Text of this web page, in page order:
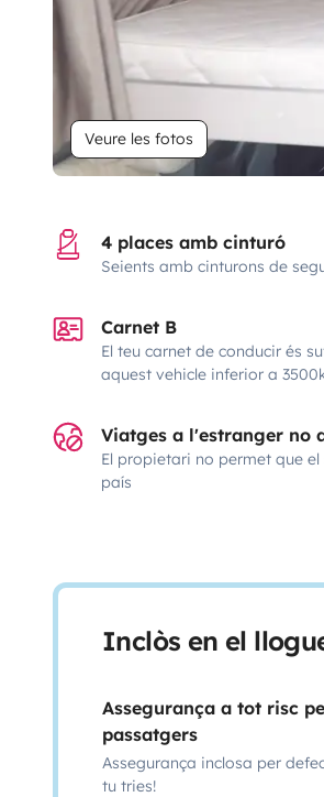
Veure les fotos
4 places amb cinturó
Seients amb cinturons de
Carnet B
El teu carnet de conducir és
aquest vehicle inferior a
Viatges a l'estranger no
El propietari no permet que el
país
Inclòs en el
Assegurança a tot risc
passatgers
Assegurança inclosa per
tu tries!